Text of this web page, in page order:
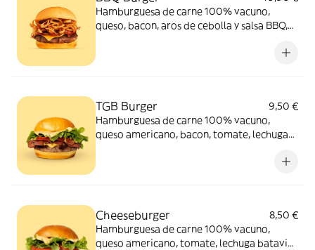
Hamburguesa de carne 100% vacuno,
queso, bacon, aros de cebolla y salsa BBQ,
TGB Burger
9,50 €
Hamburguesa de carne 100% vacuno,
queso americano, bacon, tomate, lechuga
Cheeseburger
8,50 €
Hamburguesa de carne 100% vacuno,
queso americano, tomate, lechuga batavia